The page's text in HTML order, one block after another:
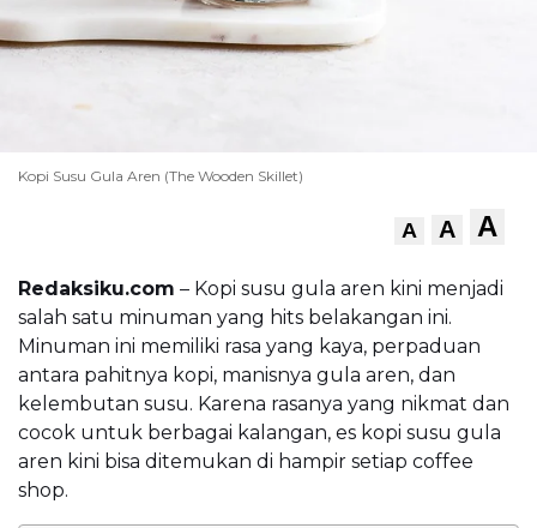
Kopi Susu Gula Aren (The Wooden Skillet)
A A A
Redaksiku.com – Kopi susu gula aren kini menjadi
salah satu minuman yang hits belakangan ini.
Minuman ini memiliki rasa yang kaya, perpaduan
antara pahitnya kopi, manisnya gula aren, dan
kelembutan susu. Karena rasanya yang nikmat dan
cocok untuk berbagai kalangan, es kopi susu gula
aren kini bisa ditemukan di hampir setiap coffee
shop.